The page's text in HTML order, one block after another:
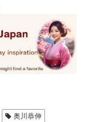
奥川恭伸